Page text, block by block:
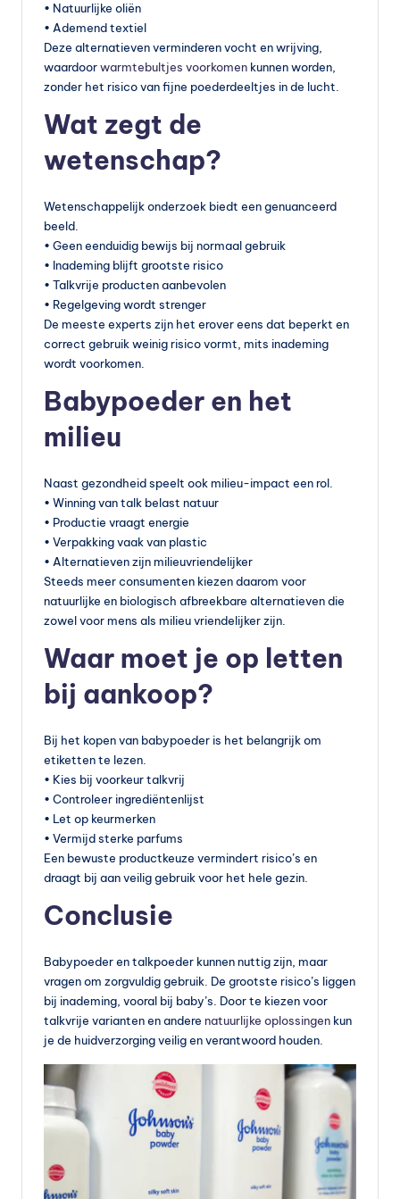
• Natuurlijke oliën
• Ademend textiel
Deze alternatieven verminderen vocht en wrijving,
waardoorwarmtebultjes voorkomen kunnen worden,
zonder het risico van fijne poederdeeltjes in de lucht.
Wat zegt de
wetenschap?
Wetenschappelijk onderzoek biedt een genuanceerd
beeld.
• Geen eenduidig bewijs bij normaal gebruik
• Inademing blijft grootste risico
• Talkvrije producten aanbevolen
• Regelgeving wordt strenger
De meeste experts zijn het erover eens dat beperkt en
correct gebruik weinig risico vormt, mits inademing
wordt voorkomen.
Babypoeder en het
milieu
Naast gezondheid speelt ook milieu-impact een rol.
• Winning van talk belast natuur
• Productie vraagt energie
• Verpakking vaak van plastic
• Alternatieven zijn milieuvriendelijker
Steeds meer consumenten kiezen daarom voor
natuurlijke en biologisch afbreekbare alternatieven die
zowel voor mens als milieu vriendelijker zijn.
Waar moet je op letten
bij aankoop?
Bij het kopen van babypoeder is het belangrijk om
etiketten te lezen.
• Kies bij voorkeur talkvrij
• Controleer ingrediëntenlijst
• Let op keurmerken
• Vermijd sterke parfums
Een bewuste productkeuze vermindert risico’s en
draagt bij aan veilig gebruik voor het hele gezin.
Conclusie
Babypoeder en talkpoeder kunnen nuttig zijn, maar
vragen om zorgvuldig gebruik. De grootste risico’s liggen
bij inademing, vooral bij baby’s. Door te kiezen voor
talkvrije varianten en andere natuurlijke oplossingen kun
je de huidverzorging veilig en verantwoord houden.